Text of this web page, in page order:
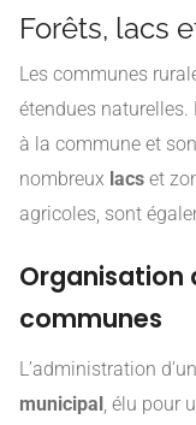
Forêts, lacs
Les communes
étendues naturelles.
à la commune et
nombreux lacs et
agricoles, sont
Organisation
communes
L’administration
municipal , élu pour